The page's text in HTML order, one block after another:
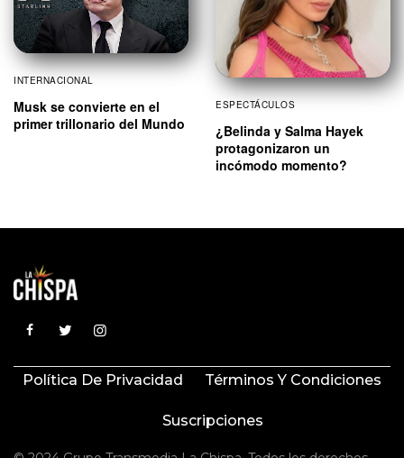
INTERNACIONAL
Musk se convierte en el
primer trillonario del Mundo
ESPECTÁCULOS
¿Belinda y Salma Hayek
protagonizaron un
incómodo momento?
Política De Privacidad Términos Y Condiciones
Suscripciones